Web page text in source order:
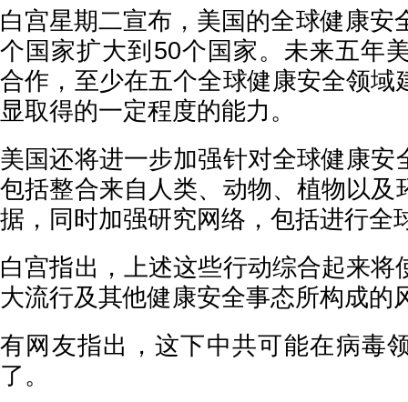
白宫星期二宣布，美国的全球健康安
个国家扩大到50个国家。未来五年
合作，至少在五个全球健康安全领域
显取得的一定程度的能力。
美国还将进一步加强针对全球健康安
包括整合来自人类、动物、植物以及
据，同时加强研究网络，包括进行全
白宫指出，上述这些行动综合起来将
大流行及其他健康安全事态所构成的
有网友指出，这下中共可能在病毒
了。